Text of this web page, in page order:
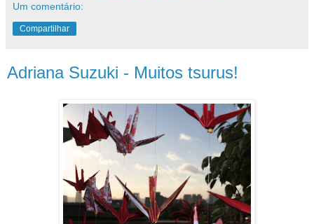
Um comentário:
Compartilhar
Adriana Suzuki - Muitos tsurus!